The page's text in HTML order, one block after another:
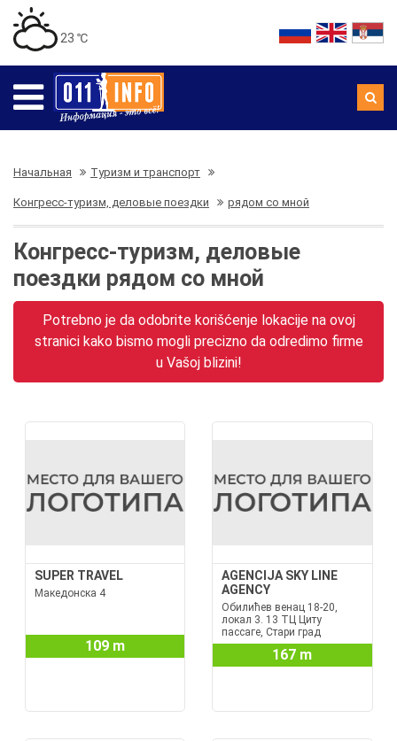
23 ℃
Начальная Туризм и транспорт
Конгресс-туризм, деловые поездки рядом со мной
Конгресс-туризм, деловые
поездки рядом со мной
Potrebno je da odobrite korišćenje lokacije na ovoj
stranici kako bismo mogli precizno da odredimo firme
u Vašoj blizini!
SUPER TRAVEL
Македонска 4
109 m
AGENCIJA SKY LINE
AGENCY
Обилићев венац 18-20,
локал 3. 13 ТЦ Цитy
пассаге, Стари град
167 m